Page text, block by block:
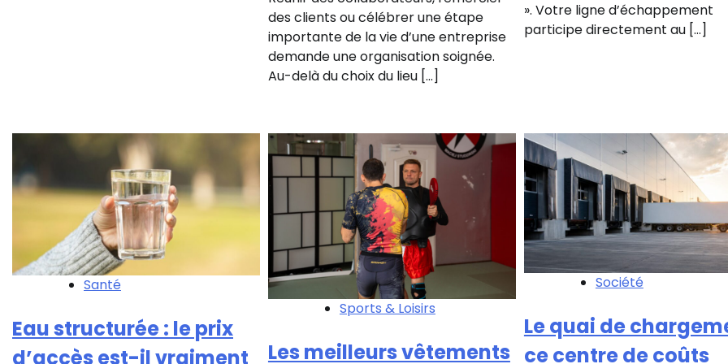
des clients ou célébrer une étape
importante de la vie d’une entreprise
demande une organisation soignée.
Au-delà du choix du lieu […]
». Votre ligne d’échappement
participe directement au […]
Santé
Eau structurée : le prix
d’accès est-il vraiment
Sports & Loisirs
Les meilleurs vêtements
Société
Le quai de
ce centre de coûts